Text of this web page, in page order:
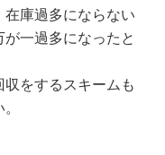
庫過多にならない
一過多になったと
をするスキームも